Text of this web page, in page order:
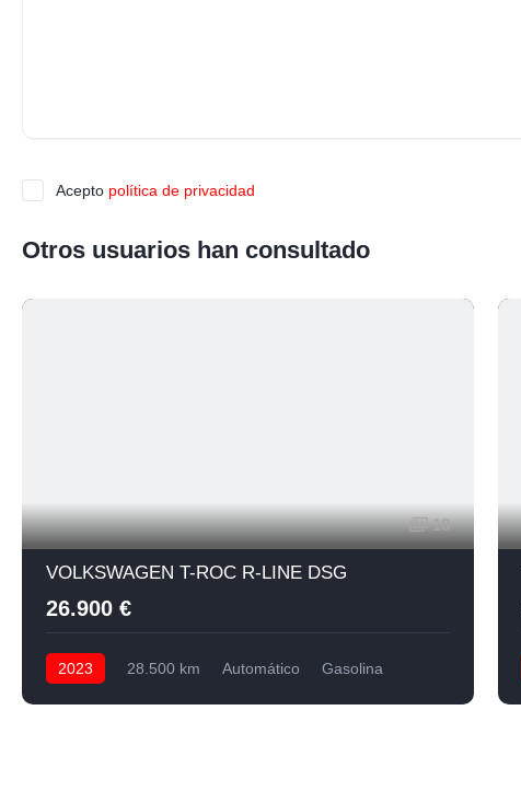
Acepto política de privacidad
Otros usuarios han consultado
18
VOLKSWAGEN T-ROC R-LINE DSG
26.900 €
2023 28.500 km Automático Gasolina